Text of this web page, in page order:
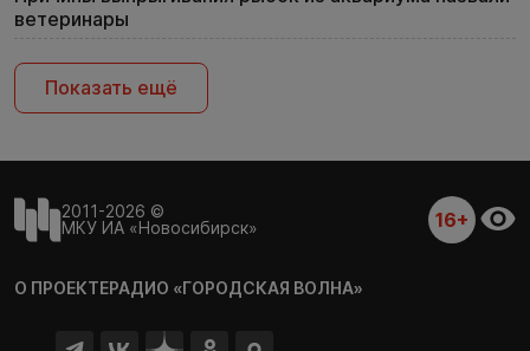
ветеринары
Показать ещё
2011-2026 ©
МКУ ИА «Новосибирск»
16+
О ПРОЕКТЕРАДИО «ГОРОДСКАЯ ВОЛНА»